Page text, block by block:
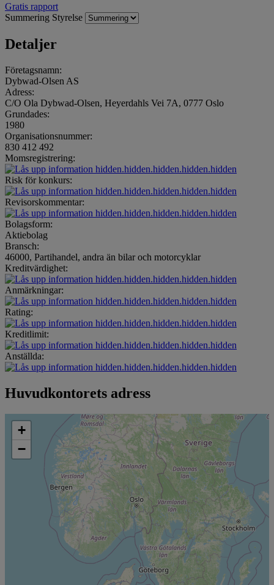
Gratis rapport
Summering Styrelse
Detaljer
Företagsnamn:
Dybwad-Olsen AS
Adress:
C/O Ola Dybwad-Olsen, Heyerdahls Vei 7A, 0777 Oslo
Grundades:
1980
Organisationsnummer:
830 412 492
Momsregistrering:
hidden.hidden.hidden.hidden.hidden
Risk för konkurs:
hidden.hidden.hidden.hidden.hidden
Revisorskommentar:
hidden.hidden.hidden.hidden.hidden
Bolagsform:
Aktiebolag
Bransch:
46000, Partihandel, andra än bilar och motorcyklar
Kreditvärdighet:
hidden.hidden.hidden.hidden.hidden
Anmärkningar:
hidden.hidden.hidden.hidden.hidden
Rating:
hidden.hidden.hidden.hidden.hidden
Kreditlimit:
hidden.hidden.hidden.hidden.hidden
Anställda:
hidden.hidden.hidden.hidden.hidden
Huvudkontorets adress
+
−